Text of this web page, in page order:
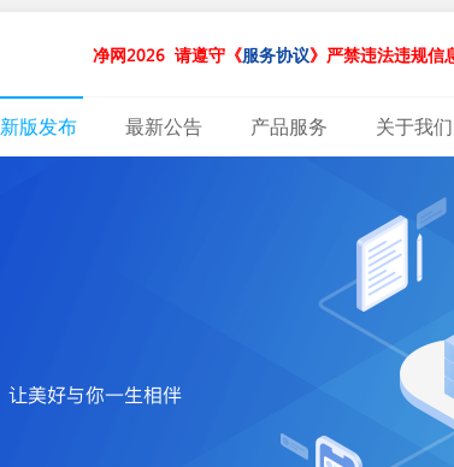
请遵守《服务协议》严禁违法违规信
净网2026
新版发布 最新公告 产品服务 关于我们